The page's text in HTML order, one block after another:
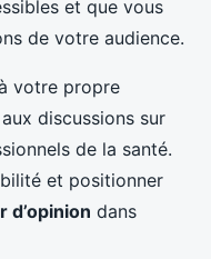
et que vous
de votre audience.
votre propre
discussions sur
de la santé.
et positionner
d’opinion dans